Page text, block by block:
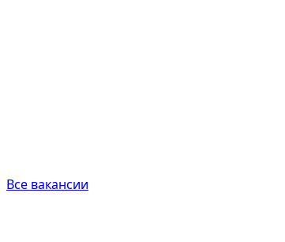
Все вакансии